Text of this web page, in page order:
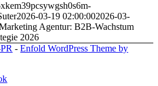
2026-03-19 02:00:002026-03-
Agentur: B2B-Wachstum
2026
-Enfold WordPress Theme by